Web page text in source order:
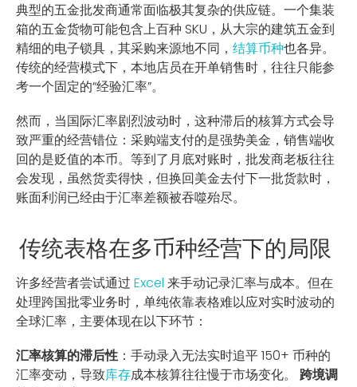
典型的五金批发商通常面临极其复杂的供应链。一个集装
箱的五金货物可能包含上百种 SKU，从大宗的建筑五金到
精细的电子锁具，其采购来源地不同， 结算币种也各异。
传统的经营模式下，本地店员在开单销售时，往往只能参
考一个固定的“经验汇率”。
然而，当国际汇率剧烈波动时，这种滞后的核算方式会导
致严重的经营错位：采购端支付的是强势美金，销售端收
回的是贬值的本币。等到了月底对账时，批发商老板往往
会发现，虽然货卖得快，但换回美金去付下一批货款时，
账面利润已经由于汇率差额被吞噬殆尽。
传统表格在多币种经营下的局限
许多经营者尝试通过 Excel 来手动记录汇率与成本。但在
处理跨国批零业务时，单纯依靠表格难以应对实时波动的
全球汇率，主要体现在以下环节：
汇率核算的滞后性 ：手动录入无法实时追平 150+ 币种的
汇率变动，导致库存成本核算往往慢于市场变化。 跨境调